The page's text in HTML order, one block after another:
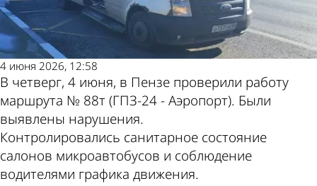
4 июня 2026, 12:58
В четверг, 4 июня, в Пензе проверили работу
маршрута № 88т (ГПЗ-24 - Аэропорт). Были
выявлены нарушения.
Контролировались санитарное состояние
салонов микроавтобусов и соблюдение
водителями графика движения.